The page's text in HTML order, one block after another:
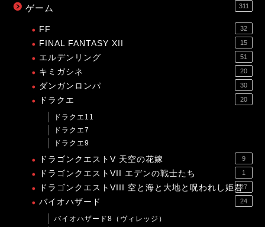
ゲーム 311
FF 32
FINAL FANTASY XII 15
エルデンリング 51
キミガシネ 20
ダンガンロンパ 30
ドラクエ 20
ドラクエ11
ドラクエ7
ドラクエ9
ドラゴンクエストV 天空の花嫁 9
ドラゴンクエストVII エデンの戦士たち 1
ドラゴンクエストVIII 空と海と大地と呪われし姫君27
バイオハザード 24
バイオハザード8（ヴィレッジ）